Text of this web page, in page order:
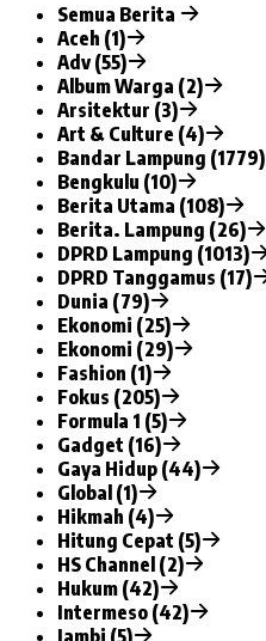
Semua Berita
Aceh (1)
Adv (55)
Album Warga (2)
Arsitektur (3)
Art & Culture (4)
Bandar Lampung (1779)
Bengkulu (10)
Berita Utama (108)
Berita. Lampung (26)
DPRD Lampung (1013)
DPRD Tanggamus (17)
Dunia (79)
Ekonomi (25)
Ekonomi (29)
Fashion (1)
Fokus (205)
Formula 1 (5)
Gadget (16)
Gaya Hidup (44)
Global (1)
Hikmah (4)
Hitung Cepat (5)
HS Channel (2)
Hukum (42)
Intermeso (42)
Jambi (5)